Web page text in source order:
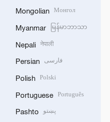
Mongolian Монгол
Myanmar မြန်မာဘာသာ
Nepali नेपाली
Persian فارسی
Polish Polski
Portuguese Português
Pashto پښتو